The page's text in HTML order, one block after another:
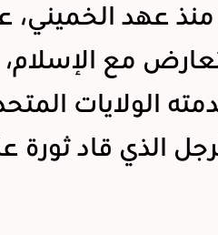
عهد الخميني،
مع الإسلام،
الولايات
الذي قاد ثورة عام